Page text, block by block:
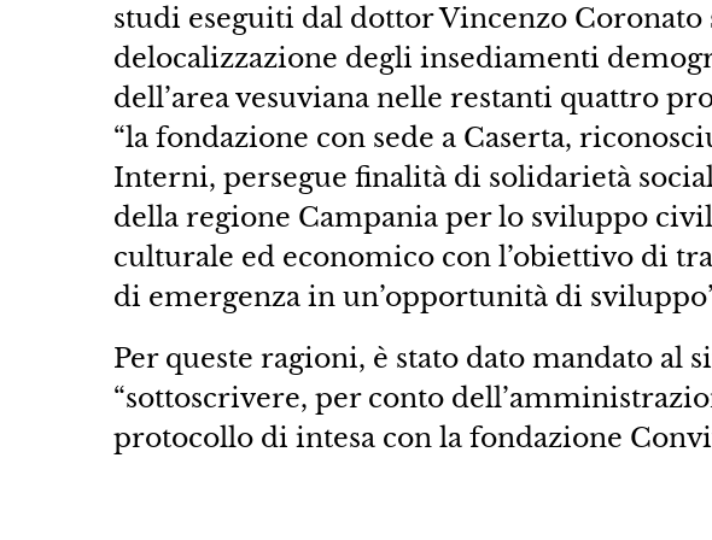
studi eseguiti dal dottor Vincenzo Coronato
delocalizzazione degli insediamenti
dell’area vesuviana nelle restanti quattro
“la fondazione con sede a Caserta,
Interni, persegue finalità di solidarietà
della regione Campania per lo sviluppo
culturale ed economico con l’obiettivo di
di emergenza in un’opportunità di
Per queste ragioni, è stato dato mandato al
“sottoscrivere, per conto
protocollo di intesa con la fondazione